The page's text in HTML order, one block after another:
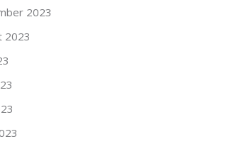
2023
2023